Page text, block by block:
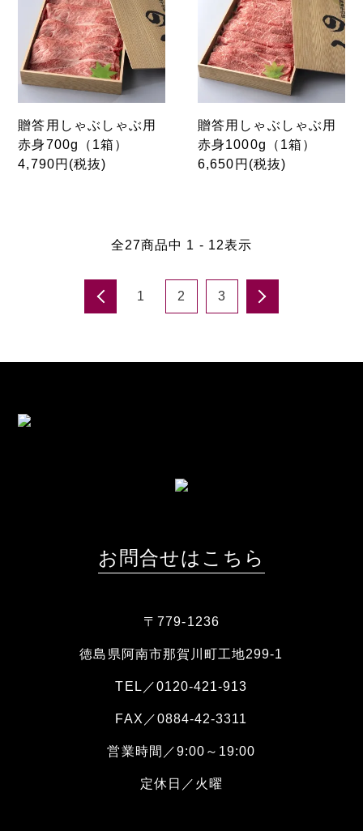
贈答用しゃぶしゃぶ用
赤身700g（1箱）
4,790円(税抜)
贈答用しゃぶしゃぶ用
赤身1000g（1箱）
6,650円(税抜)
全27商品中 1 - 12表示
1 2 3
お問合せはこちら
〒779-1236
徳島県阿南市那賀川町工地299-1
TEL／0120-421-913
FAX／0884-42-3311
営業時間／9:00～19:00
定休日／火曜